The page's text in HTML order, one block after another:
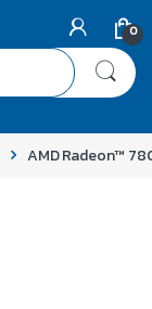
0
AMD Radeon™